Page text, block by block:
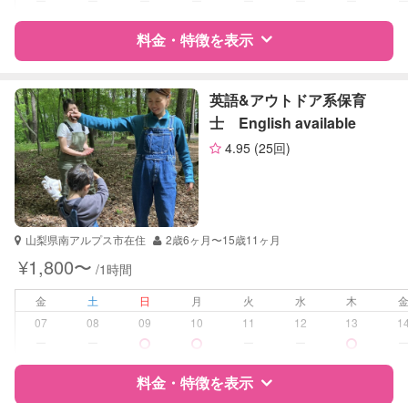
対応科目
国語
英語
英会話
料金・特徴を表示
特徴 料金 レビュー
サポートの特徴
資格
自治体届出済ベビーシッター
保育士
学校/塾の補習・宿題 なし
なし
英語&アウトドア系保育
士 English available
4.95 (25回)
山梨県南アルプス市在住 2歳6ヶ月〜15歳11ヶ月
¥1,800〜 /1時間
金 土 日 月 火 水 木
07
08 09 10 11 12 13
料金・特徴を表示